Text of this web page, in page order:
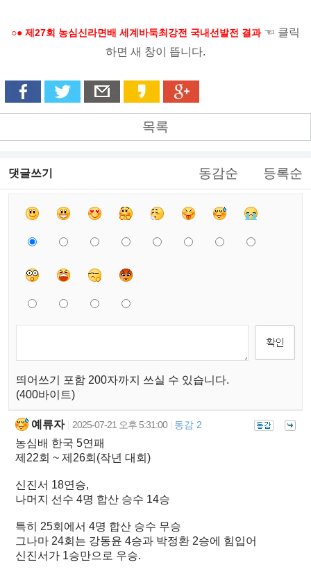
○● 제27회 농심신라면배 세계바둑최강전 국내선발전 결과 ☜ 클릭
하면 새 창이 뜹니다.
목록
댓글쓰기 동감순 등록순
띄어쓰기 포함 200자까지 쓰실 수 있습니다.
(400바이트)
예류자 2025-07-21 오후 5:31:00 동감 2
농심배 한국 5연패
제22회 ~ 제26회(작년 대회)
신진서 18연승,
나머지 선수 4명 합산 승수 14승
특히 25회에서 4명 합산 승수 무승
그나마 24회는 강동윤 4승과 박정환 2승에 힘입어
신진서가 1승만으로 우승.